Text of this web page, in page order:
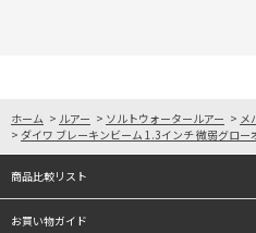
ホーム > ルアー > ソルトウォータールアー > メ
> ダイワ ブレーキンビーム 1.3インチ 微弱グロー
商品比較リスト
お買い物ガイド